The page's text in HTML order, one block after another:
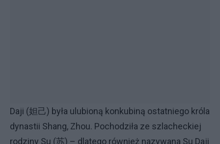
Daji (妲己) była ulubioną konkubiną ostatniego króla
dynastii Shang, Zhou. Pochodziła ze szlacheckiej
rodziny Su (苏) – dlatego również nazywana Su Daji